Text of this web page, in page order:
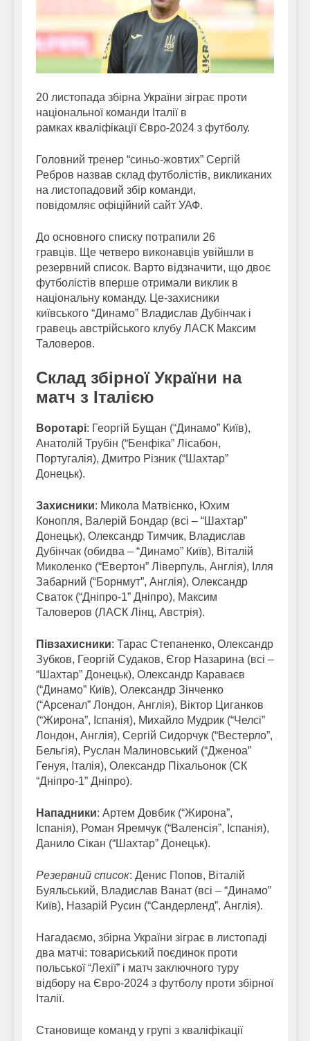
20 листопада збірна України зіграє проти
національної команди Італії в
рамках кваліфікації Євро-2024 з футболу.
Головний тренер “синьо-жовтих” Сергій
Ребров назвав склад футболістів, викликаних
на листопадовий збір команди,
повідомляє офіційний сайт УАФ.
До основного списку потрапили 26
гравців. Ще четверо виконавців увійшли в
резервний список. Варто відзначити, що двоє
футболістів вперше отримали виклик в
національну команду. Це-захисники
київського “Динамо” Владислав Дубінчак і
гравець австрійського клубу ЛАСК Максим
Таловеров.
Склад збірної України на
матч з Італією
Воротарі: Георгій Бущан (“Динамо” Київ),
Анатолій Трубін (“Бенфіка” Лісабон,
Португалія), Дмитро Різник (“Шахтар”
Донецьк).
Захисники: Микола Матвієнко, Юхим
Конопля, Валерій Бондар (всі – “Шахтар”
Донецьк), Олександр Тимчик, Владислав
Дубінчак (обидва – “Динамо” Київ), Віталій
Миколенко (“Евертон” Ліверпуль, Англія), Ілля
Забарний (“Борнмут”, Англія), Олександр
Сваток (“Дніпро-1” Дніпро), Максим
Таловеров (ЛАСК Лінц, Австрія).
Півзахисники: Тарас Степаненко, Олександр
Зубков, Георгій Судаков, Єгор Назарина (всі –
“Шахтар” Донецьк), Олександр Караваєв
(“Динамо” Київ), Олександр Зінченко
(“Арсенал” Лондон, Англія), Віктор Циганков
(“Жирона”, Іспанія), Михайло Мудрик (“Челсі”
Лондон, Англія), Сергій Сидорчук (“Вестерло”,
Бельгія), Руслан Малиновський (“Дженоа”
Генуя, Італія), Олександр Піхальонок (СК
“Дніпро-1” Дніпро).
Нападники: Артем Довбик (“Жирона”,
Іспанія), Роман Яремчук (“Валенсія”, Іспанія),
Данило Сікан (“Шахтар” Донецьк).
Резервний список: Денис Попов, Віталій
Буяльський, Владислав Ванат (всі – “Динамо”
Київ), Назарій Русин (“Сандерленд”, Англія).
Нагадаємо, збірна України зіграє в листопаді
два матчі: товариський поєдинок проти
польської “Лехії” і матч заключного туру
відбору на Євро-2024 з футболу проти збірної
Італії.
Становище команд у групі з кваліфікації